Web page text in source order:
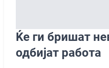
Ќе ги бришат
одбијат работа